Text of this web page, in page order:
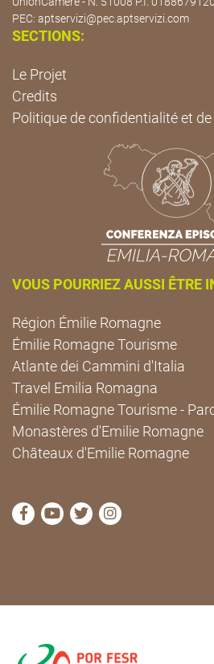
PEC: aptservizi@pec.aptservizi.com
SECTIONS:
Le Projet
Credits
Politique de confidentialité et
VOUS POURRIEZ AUSSI ÊTRE
Région Émilie Romagne
Émilie Romagne Tourisme
Atlante dei Cammini d'Italia
Travel Emilia Romagna
Émilie Romagne Tourisme -
Monastères d'Emilie Romagne
Châteaux d'Emilie Romagne
Visitez la page Facebook de
Visitez la page
Visitez la page
Visitez la page